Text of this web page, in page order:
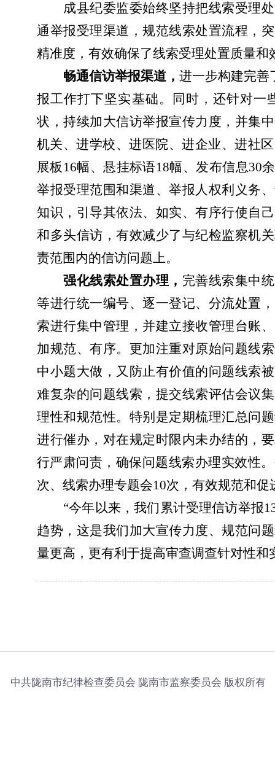
成县纪委监委始终坚持把线索受理
通举报受理渠道，规范线索处置流程，
精准度，有效确保了线索受理处置质量和
畅通信访举报渠道，进一步构建完善
报工作打下坚实基础。同时，还针对
状，持续加大信访举报宣传力度，并集
机关、进学校、进医院、进企业、进社
展板16幅、悬挂标语18幅、发布信息30
举报受理范围和渠道、举报人权利义务
知识，引导其依法、如实、有序行使自
和多头信访，有效减少了与纪检监察机
责范围内的信访问题上。
强化线索处置办理， 完善线索集中
等进行统一编号、逐一登记、分流处置
索进行集中管理， 并建立接收管理台账
加规范、有序。 更加注重对原始问题线
中小题大做，又防止有价值的问题线索
难复杂的问题线索，提交线索评估会议
理性和规范性。特别是定期梳理汇总问
进行催办，对在规定时限内未办结的，
行严肃问责，确保问题线索办理实效性
次、线索办理专题会10次，有效规范和
“今年以来，我们累计受理信访举报
趋势，这是我们加大宣传力度、规范问
量更高，更有利于提高审查调查针对性和
中共陇南市纪律检查委员会 陇南市监察委员会 版权所有